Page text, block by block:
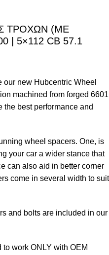
ΤΡΟΧΩΝ (ΜΕ
| 5×112 CB 57.1
new Hubcentric Wheel
machined from forged 6601
best performance and
wheel spacers. One, is
your car a wider stance that
can also aid in better corner
come in several width to suit
and bolts are included in our
work ONLY with OEM